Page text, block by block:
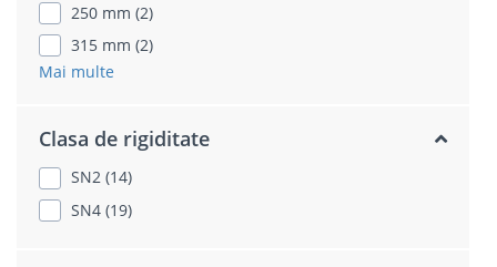
250 mm (2)
315 mm (2)
Mai multe
Clasa de rigiditate
SN2 (14)
SN4 (19)